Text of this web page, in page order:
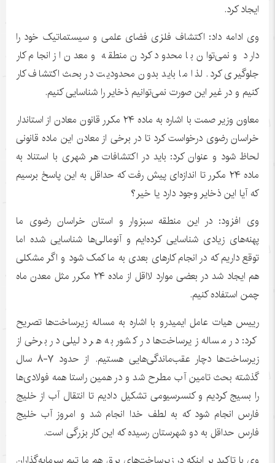
ایجاد کرد.
وی ادامه داد: اکتشاف فلزی فضای علمی و سیستماتیک خود را
دارد و نمی‌توان با محدود کردن منطقه و معدن از انجام کار
جلوگیری کرد. لذا ما باید بدون محدودیت در بحث اکتشاف کار
کنیم و در غیر این صورت نمی‌توانیم ذخایر را شناسایی کنیم.
معاون وزیر صمت با اشاره به ماده ۲۴ مکرر قانون معادن از استاندار
خراسان رضوی درخواست کرد تا در برخی از معادن این ماده قانونی
لحاظ شود و عنوان کرد: باید در اکتشافات هر شهری با استناد به
ماده ۲۴ مکرر تا اندازه‌ای پیش رفت که حداقل به این پاسخ برسیم
که آیا این ذخایر وجود دارد یا خیر؟
وی افزود: در این منطقه سبزوار و استان خراسان رضوی ما
پهنه‌های زیادی شناسایی کرده‌ایم و آنومالی‌ها شناسایی شده اما
توقع داریم که در انجام کارهای بعدی به ما کمک شود و اگر مشکلی
هم ایجاد شد در بعضی موارد لااقل از ماده ۲۴ مکرر مثل معدن ماه
چمن استفاده کنیم.
رییس هیات عامل ایمیدرو با اشاره به مساله زیرساخت‌ها تصریح
کرد: در مساله زیرساخت‌ها در کشور به هر دلیلی در برخی از
زیرساخت‌ها دچار عقب‌ماندگی‌هایی هستیم. از حدود ۷-۸ سال
گذشته بحث تامین آب مطرح شد و در همین راستا همه فولادی‌ها
را بسیج کردیم و کنسرسیومی تشکیل دادیم تا انتقال آب از خلیج
فارس انجام شود که به لطف خدا انجام شد و امروز آب خلیج
فارس حداقل به دو شهرستان رسیده که این کار بزرگی است.